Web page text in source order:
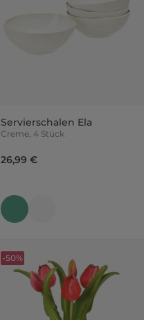
Servierschalen Ela
Creme, 4 Stück
26,99 €
-50%